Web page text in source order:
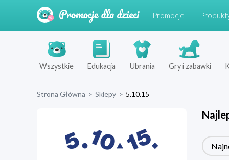
Promocje
Wszystkie Edukacja Ubrania Gry i zabawki
Strona Główna > Sklepy > 5.10.15